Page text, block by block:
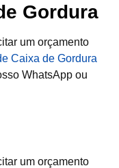
Gordura
um orçamento
Caixa de Gordura
WhatsApp ou
um orçamento